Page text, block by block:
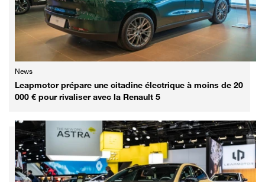
News
Leapmotor prépare une citadine électrique à moins de 20
000 € pour rivaliser avec la Renault 5